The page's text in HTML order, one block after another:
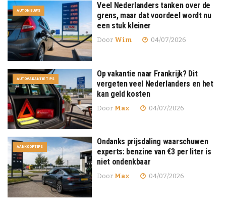
AUTONIEUWS
Veel Nederlanders tanken over de
grens, maar dat voordeel wordt nu
een stuk kleiner
Door Wim 04/07/2026
AUTOVAKANTIE TIPS
Op vakantie naar Frankrijk? Dit
vergeten veel Nederlanders en het
kan geld kosten
Door Max 04/07/2026
AANKOOPTIPS
Ondanks prijsdaling waarschuwen
experts: benzine van €3 per liter is
niet ondenkbaar
Door Max 04/07/2026